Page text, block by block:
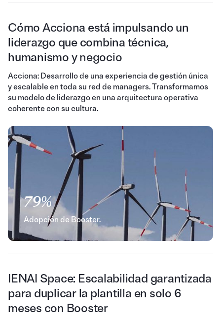
Cómo Acciona está impulsando un
liderazgo que combina técnica,
humanismo y negocio
Acciona: Desarrollo de una experiencia de gestión única
y escalable en toda su red de managers. Transformamos
su modelo de liderazgo en una arquitectura operativa
coherente con su cultura.
79%
Adopción de Booster.
IENAI Space: Escalabilidad garantizada
para duplicar la plantilla en solo 6
meses con Booster